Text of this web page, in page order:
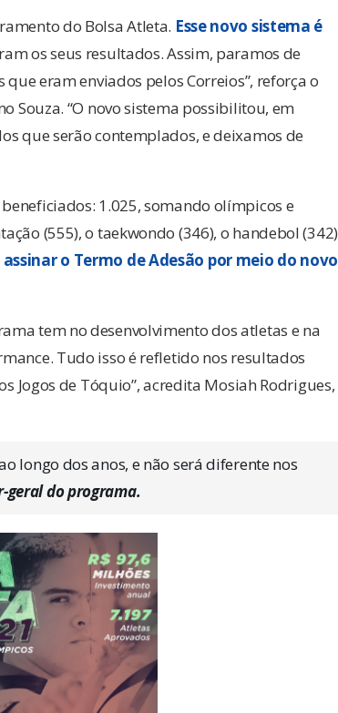
do Bolsa Atleta. Esse novo sistema é
os seus resultados. Assim, paramos de
eram enviados pelos Correios”, reforça o
Souza. “O novo sistema possibilitou, em
que serão contemplados, e deixamos de
1.025, somando olímpicos e
(555), o taekwondo (346), o handebol (342)
o Termo de Adesão por meio do novo
tem no desenvolvimento dos atletas e na
Tudo isso é refletido nos resultados
Jogos de Tóquio”, acredita Mosiah Rodrigues,
longo dos anos, e não será diferente nos
geral do programa.